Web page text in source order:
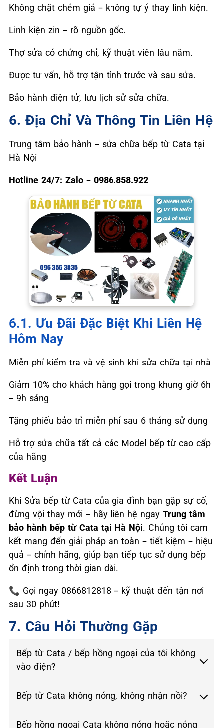
Không chặt chém giá – không tự ý thay linh kiện.
Linh kiện zin – rõ nguồn gốc.
Thợ sửa có chứng chỉ, kỹ thuật viên lâu năm.
Được tư vấn, hỗ trợ tận tình trước và sau sửa.
Bảo hành điện tử, lưu lịch sử sửa chữa.
6. Địa Chỉ Và Thông Tin Liên Hệ
Trung tâm bảo hành – sửa chữa bếp từ Cata tại
Hà Nội
Hotline 24/7: Zalo – 0986.858.922
6.1. Ưu Đãi Đặc Biệt Khi Liên Hệ
Hôm Nay
Miễn phí kiểm tra và vệ sinh khi sửa chữa tại nhà
Giảm 10% cho khách hàng gọi trong khung giờ 6h
– 9h sáng
Tặng phiếu bảo trì miễn phí sau 6 tháng sử dụng
Hỗ trợ sửa chữa tất cả các Model bếp từ cao cấp
của hãng
Kết Luận
Khi Sửa bếp từ Cata của gia đình bạn gặp sự cố,
đừng vội thay mới – hãy liên hệ ngay Trung tâm
bảo hành bếp từ Cata tại Hà Nội. Chúng tôi cam
kết mang đến giải pháp an toàn – tiết kiệm – hiệu
quả – chính hãng, giúp bạn tiếp tục sử dụng bếp
ổn định trong thời gian dài.
📞 Gọi ngay 0866812818 – kỹ thuật đến tận nơi
sau 30 phút!
7. Câu Hỏi Thường Gặp
Bếp từ Cata / bếp hồng ngoại của tôi không
vào điện?
Bếp từ Cata không nóng, không nhận nồi?
Bếp hồng ngoại Cata không nóng hoặc nóng